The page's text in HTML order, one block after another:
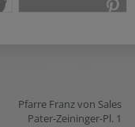
Pfarre Franz von Sales
Pater-Zeininger-Pl. 1